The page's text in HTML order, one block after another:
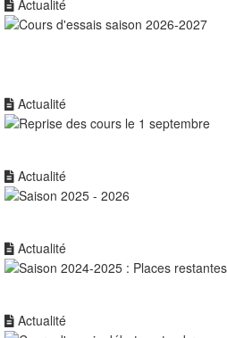
Actualité
Actualité
Actualité
Actualité
Actualité